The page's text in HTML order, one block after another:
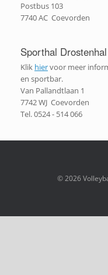
Postbus 103
7740 AC Coevorden
Sporthal Drostenhal
Klik hiervoor meer
en sportbar.
Van Pallandtlaan 1
7742 WJ Coevorden
Tel. 0524 - 514 066
© 2026